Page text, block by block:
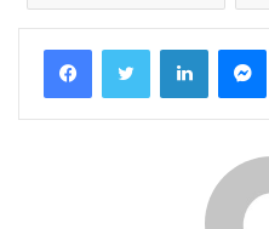
FacebookTwitter LinkedIn